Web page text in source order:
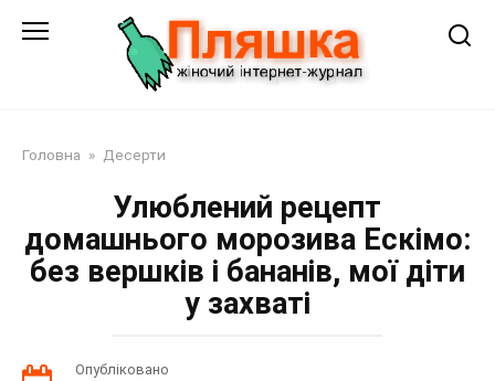
Головна » Десерти
Улюблений рецепт
домашнього морозива Ескімо:
без вершків і бананів, мої діти
у захваті
Опубліковано